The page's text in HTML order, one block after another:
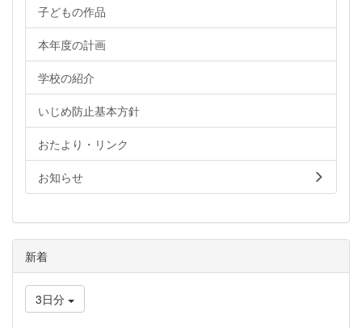
子どもの作品
本年度の計画
学校の紹介
いじめ防止基本方針
おたより・リンク
お知らせ
新着
3日分